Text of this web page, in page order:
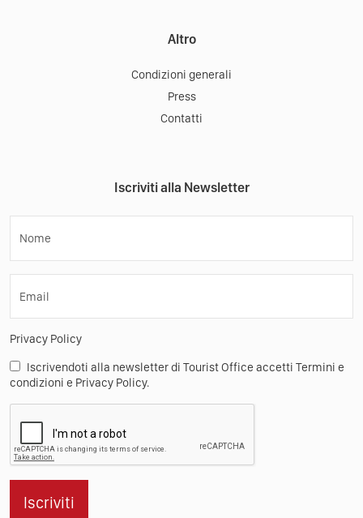
Altro
Condizioni generali
Press
Contatti
Iscriviti alla Newsletter
Nome
Email
Privacy Policy
Iscrivendoti alla newsletter di Tourist Office accetti Termini e
condizioni e Privacy Policy.
Iscriviti